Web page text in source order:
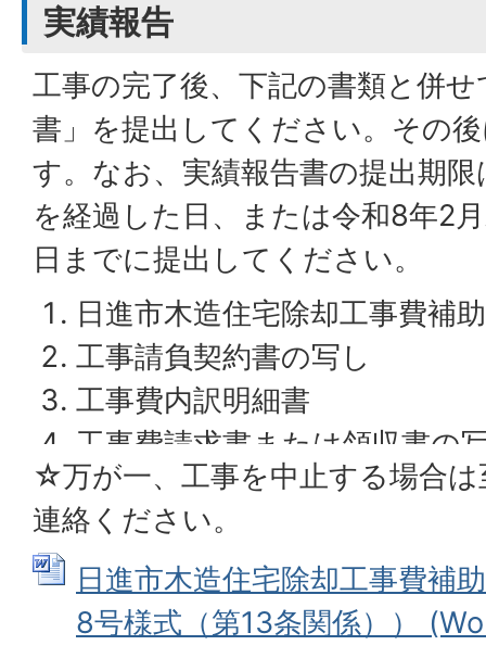
実績報告
工事の完了後、下記の書類と併
書」を提出してください。その
す。なお、実績報告書の提出期
を経過した日、または令和8年2
日までに提出してください。
日進市木造住宅除却工事費補
工事請負契約書の写し
工事費内訳明細書
工事費請求書または領収書の
工事写真（施行前、施工中、
産業廃棄物管理票A票
☆万が一、工事を中止する場合
連絡ください。
日進市木造住宅除却工事費補
8号様式（第13条関係））